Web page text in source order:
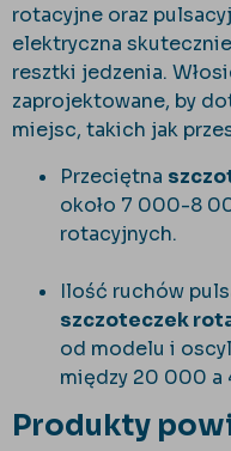
rotacyjne oraz
elektryczna
resztki jedzenia.
zaprojektowane, by
miejsc, takich jak
Przeciętna
około 7 000-8
rotacyjnych.
Ilość ruchów
szczoteczek
od modelu i
między 20 000
Produkty